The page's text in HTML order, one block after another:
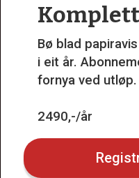
Bø blad
i eit år.
fornya ved utløp.
2490,-/år